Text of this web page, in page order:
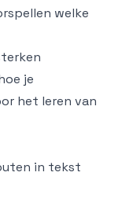
welke
je
het leren van
in tekst